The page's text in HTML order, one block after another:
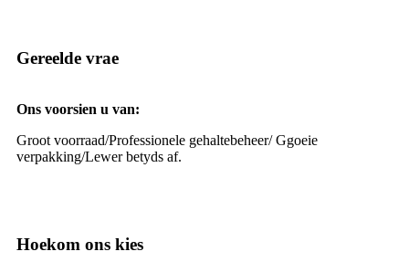
Gereelde vrae
Ons voorsien u van:
Groot voorraad/Professionele gehaltebeheer/ Ggoeie
verpakking/Lewer betyds af.
Hoekom ons kies